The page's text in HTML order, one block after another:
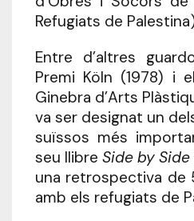
Refugiats de
Entre d’altres
Premi Köln (1978) i
Ginebra d’Arts
va ser designat un
suïssos més
seu llibre Side by
una retrospectiva de
amb els refugiats de